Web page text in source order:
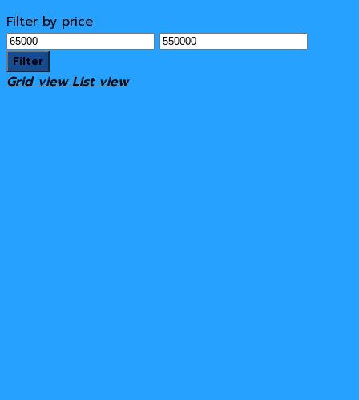
Filter by price
Min
price
Max
Filter
Grid view List view